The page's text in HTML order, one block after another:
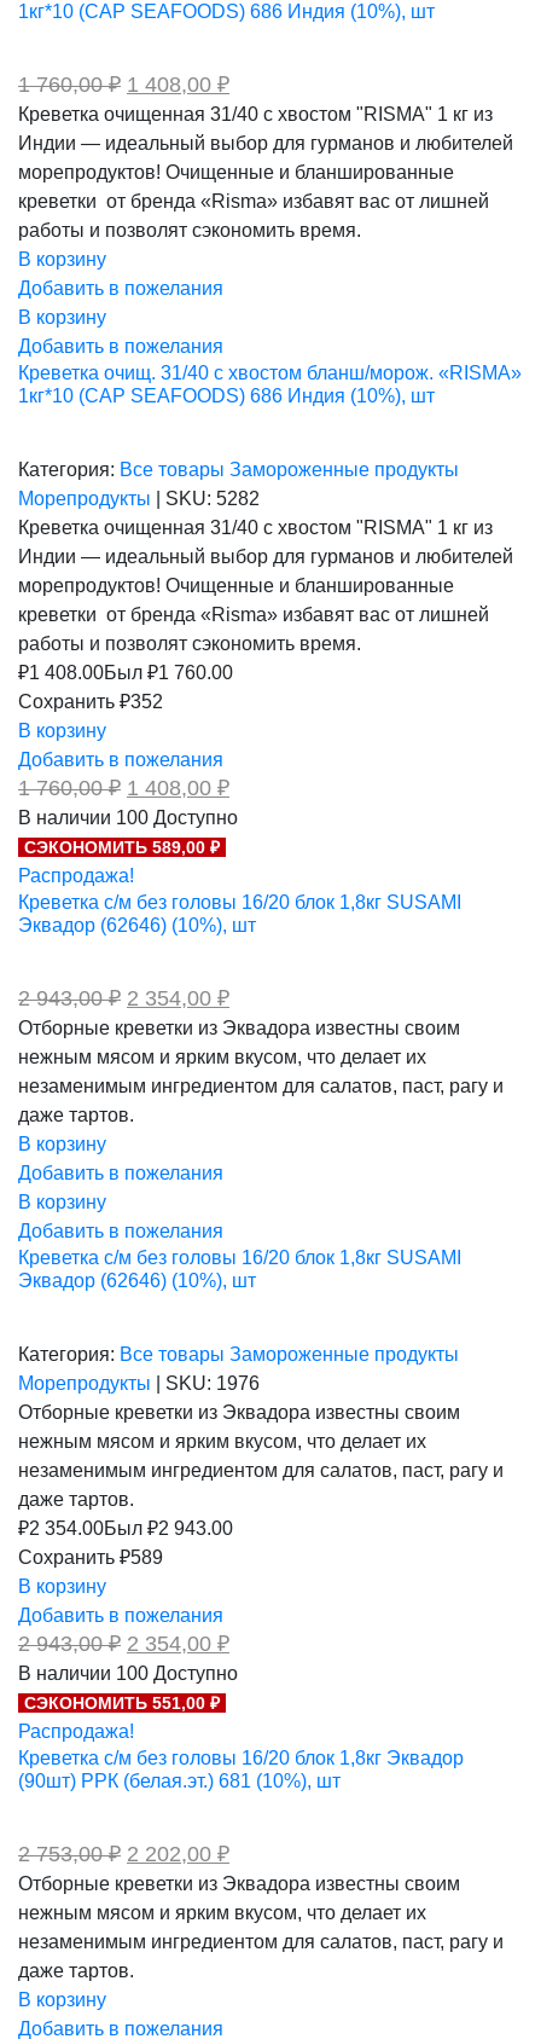
1кг*10 (CAP SEAFOODS) 686 Индия (10%), шт
1 760,00₽ Первоначальная
составляла
1
760,00 ₽.
1 408,00 ₽Текущая
цена:
1
408,00 ₽.
Креветка очищенная 31/40 с хвостом "RISMA" 1 кг из
Индии — идеальный выбор для гурманов и любителей
морепродуктов! Очищенные и бланшированные
креветки от бренда «Risma» избавят вас от лишней
работы и позволят сэкономить время.
В корзину
Добавить в пожелания
В корзину
Добавить в пожелания
Креветка очищ. 31/40 с хвостом бланш/морож. «RISMA»
1кг*10 (CAP SEAFOODS) 686 Индия (10%), шт
Категория: Все товары Замороженные продукты
Морепродукты
SKU: 5282
Креветка очищенная 31/40 с хвостом "RISMA" 1 кг из
Индии — идеальный выбор для гурманов и любителей
морепродуктов! Очищенные и бланшированные
креветки от бренда «Risma» избавят вас от лишней
работы и позволят сэкономить время.
₽1 408.00Был ₽1 760.00
Сохранить ₽352
В корзину
Добавить в пожелания
1 760,00₽ Первоначальная
цена
составляла
1
760,00 ₽.
1 408,00 ₽Текущая
1
В наличии 100 Доступно
СЭКОНОМИТЬ 589,00 ₽
Распродажа!
Креветка с/м без головы 16/20 блок 1,8кг SUSAMI
Эквадор (62646) (10%), шт
2 943,00₽ Первоначальная
составляла
2
943,00 ₽.
2 354,00 ₽Текущая
цена:
2
354,00 ₽.
Отборные креветки из Эквадора известны своим
нежным мясом и ярким вкусом, что делает их
незаменимым ингредиентом для салатов, паст, рагу и
даже тартов.
В корзину
Добавить в пожелания
В корзину
Добавить в пожелания
Креветка с/м без головы 16/20 блок 1,8кг SUSAMI
Эквадор (62646) (10%), шт
Категория: Все товары Замороженные продукты
Морепродукты
SKU: 1976
Отборные креветки из Эквадора известны своим
нежным мясом и ярким вкусом, что делает их
незаменимым ингредиентом для салатов, паст, рагу и
даже тартов.
₽2 354.00Был ₽2 943.00
Сохранить ₽589
В корзину
Добавить в пожелания
2 943,00₽ Первоначальная
цена
составляла
2
943,00 ₽.
2 354,00 ₽Текущая
2
В наличии 100 Доступно
СЭКОНОМИТЬ 551,00 ₽
Распродажа!
Креветка с/м без головы 16/20 блок 1,8кг Эквадор
(90шт) РРК (белая.эт.) 681 (10%), шт
2 753,00₽ Первоначальная
составляла
2
753,00 ₽.
2 202,00 ₽Текущая
цена:
2
202,00 ₽.
Отборные креветки из Эквадора известны своим
нежным мясом и ярким вкусом, что делает их
незаменимым ингредиентом для салатов, паст, рагу и
даже тартов.
В корзину
Добавить в пожелания